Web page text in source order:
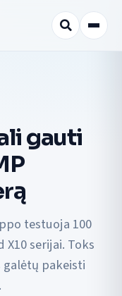
gauti
testuoja 100
serijai. Toks
pakeisti